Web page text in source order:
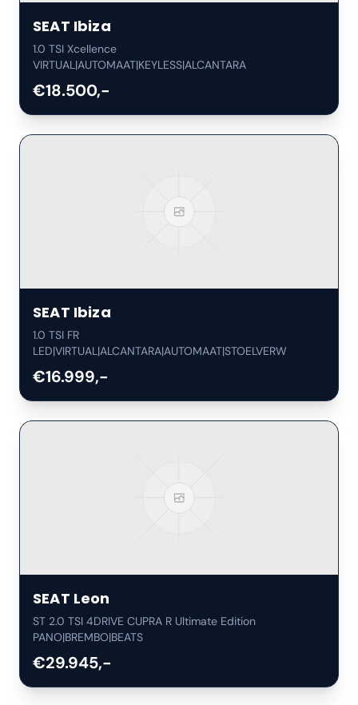
SEAT Ibiza
1.0 TSI Xcellence
VIRTUAL|AUTOMAAT|KEYLESS|ALCANTARA
€18.500,-
SEAT Ibiza
1.0 TSI FR
LED|VIRTUAL|ALCANTARA|AUTOMAAT|STOELVERW
€16.999,-
SEAT Leon
ST 2.0 TSI 4DRIVE CUPRA R Ultimate Edition
PANO|BREMBO|BEATS
€29.945,-